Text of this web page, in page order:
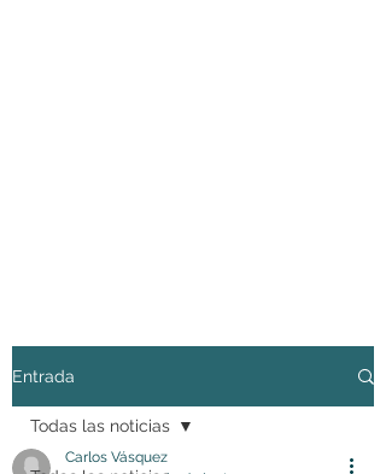
Entrada
Todas las noticias
Carlos Vásquez